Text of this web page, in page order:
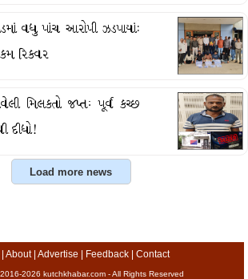
વધુ પાંચ આરોપી ઝડપાયાં:
રિકવર
મિલકતો જપ્તઃ પૂર્વ કચ્છ
દીધો!
About| Advertise Feedback| Contact
2026 kutchkhabar.com - All Rights Reserved